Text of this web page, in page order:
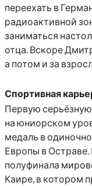
переехать в
радиоактивной
заниматься
отца. Вскоре
а потом и за
Спортивная
Первую
на юниорском
медаль в
Европы в
полуфинала
Каире, в котором